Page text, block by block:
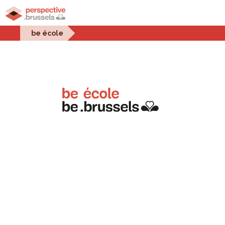
Accueil Projets urbains
be école